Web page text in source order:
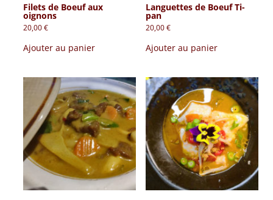
Filets de Boeuf aux
oignons
20,00€
Ajouter au panier
Languettes de Boeuf Ti-
pan
20,00€
Ajouter au panier